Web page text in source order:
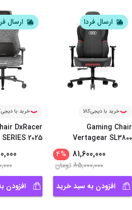
ارسال فردا
خرید با دیجی‌کالا
Gaming Chair
Vertagear SL3800
81,600,000
%
4
85,000,000تومان
افزودن به سبد خرید
ارسال
خرید با
DxRacer
2025
افزودن